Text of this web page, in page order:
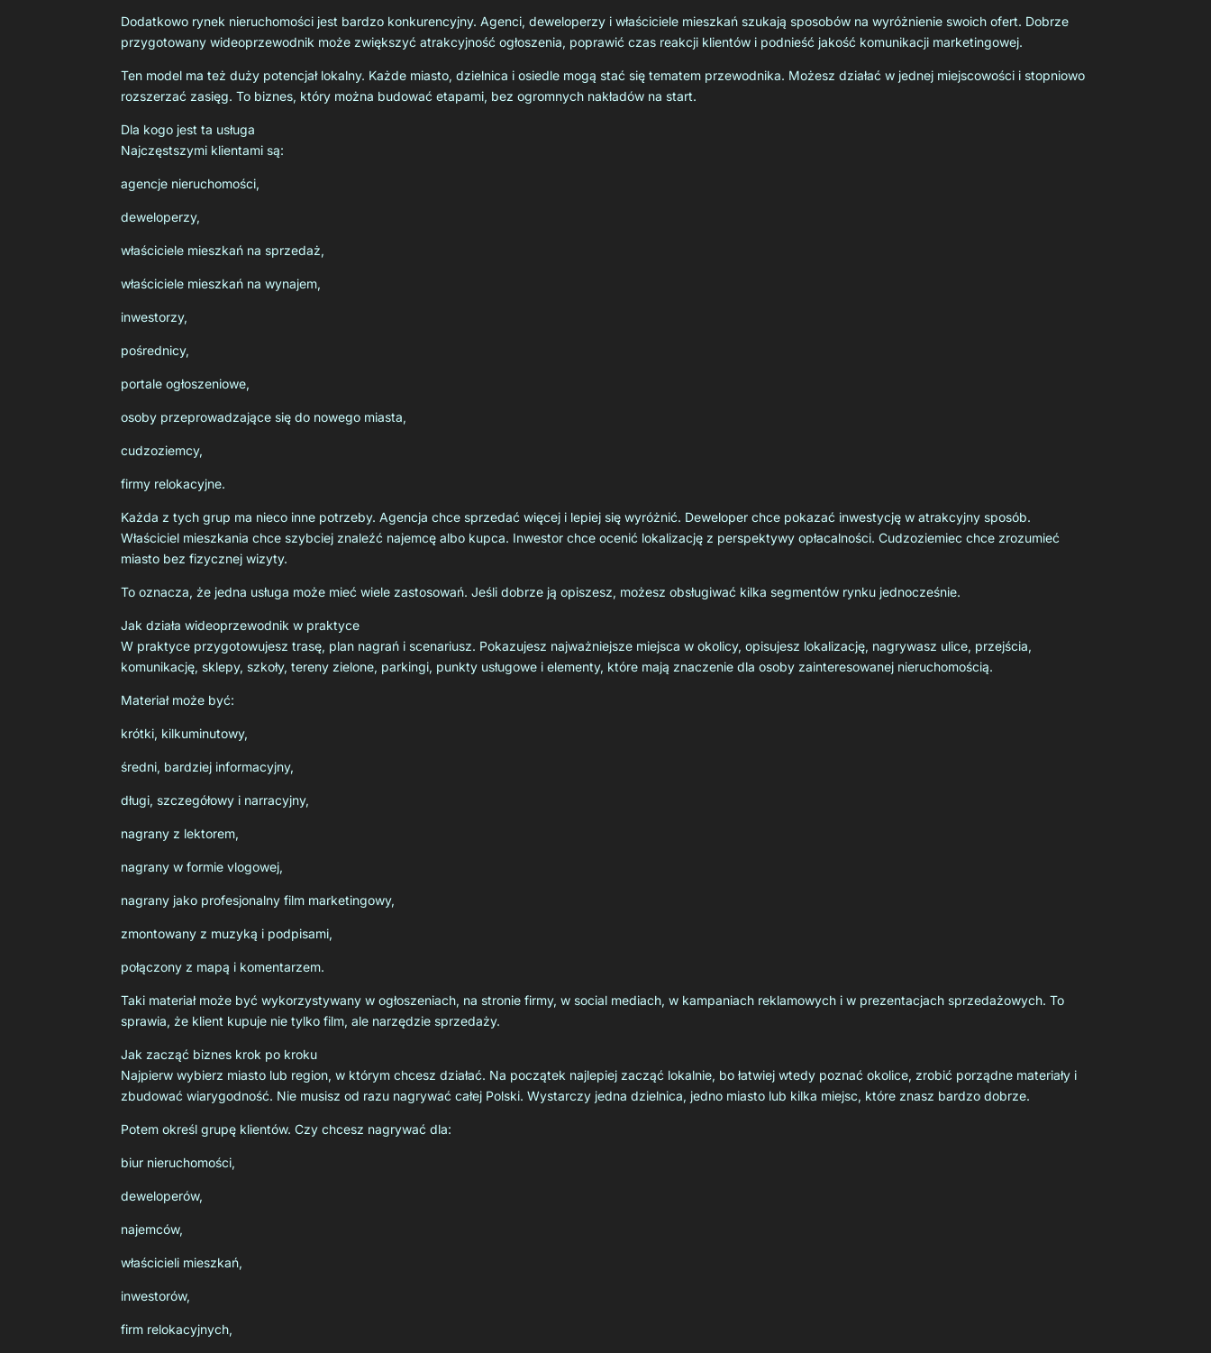
Dodatkowo rynek nieruchomości jest bardzo konkurencyjny. Agenci, deweloperzy i właściciele mieszkań szukają sposobów na wyróżnienie swoich ofert. Dobrze
przygotowany wideoprzewodnik może zwiększyć atrakcyjność ogłoszenia, poprawić czas reakcji klientów i podnieść jakość komunikacji marketingowej.
Ten model ma też duży potencjał lokalny. Każde miasto, dzielnica i osiedle mogą stać się tematem przewodnika. Możesz działać w jednej miejscowości i stopniowo
rozszerzać zasięg. To biznes, który można budować etapami, bez ogromnych nakładów na start.
Dla kogo jest ta usługa
Najczęstszymi klientami są:
agencje nieruchomości,
deweloperzy,
właściciele mieszkań na sprzedaż,
właściciele mieszkań na wynajem,
inwestorzy,
pośrednicy,
portale ogłoszeniowe,
osoby przeprowadzające się do nowego miasta,
cudzoziemcy,
firmy relokacyjne.
Każda z tych grup ma nieco inne potrzeby. Agencja chce sprzedać więcej i lepiej się wyróżnić. Deweloper chce pokazać inwestycję w atrakcyjny sposób.
Właściciel mieszkania chce szybciej znaleźć najemcę albo kupca. Inwestor chce ocenić lokalizację z perspektywy opłacalności. Cudzoziemiec chce zrozumieć
miasto bez fizycznej wizyty.
To oznacza, że jedna usługa może mieć wiele zastosowań. Jeśli dobrze ją opiszesz, możesz obsługiwać kilka segmentów rynku jednocześnie.
Jak działa wideoprzewodnik w praktyce
W praktyce przygotowujesz trasę, plan nagrań i scenariusz. Pokazujesz najważniejsze miejsca w okolicy, opisujesz lokalizację, nagrywasz ulice, przejścia,
komunikację, sklepy, szkoły, tereny zielone, parkingi, punkty usługowe i elementy, które mają znaczenie dla osoby zainteresowanej nieruchomością.
Materiał może być:
krótki, kilkuminutowy,
średni, bardziej informacyjny,
długi, szczegółowy i narracyjny,
nagrany z lektorem,
nagrany w formie vlogowej,
nagrany jako profesjonalny film marketingowy,
zmontowany z muzyką i podpisami,
połączony z mapą i komentarzem.
Taki materiał może być wykorzystywany w ogłoszeniach, na stronie firmy, w social mediach, w kampaniach reklamowych i w prezentacjach sprzedażowych. To
sprawia, że klient kupuje nie tylko film, ale narzędzie sprzedaży.
Jak zacząć biznes krok po kroku
Najpierw wybierz miasto lub region, w którym chcesz działać. Na początek najlepiej zacząć lokalnie, bo łatwiej wtedy poznać okolice, zrobić porządne materiały i
zbudować wiarygodność. Nie musisz od razu nagrywać całej Polski. Wystarczy jedna dzielnica, jedno miasto lub kilka miejsc, które znasz bardzo dobrze.
Potem określ grupę klientów. Czy chcesz nagrywać dla:
biur nieruchomości,
deweloperów,
najemców,
właścicieli mieszkań,
inwestorów,
firm relokacyjnych,